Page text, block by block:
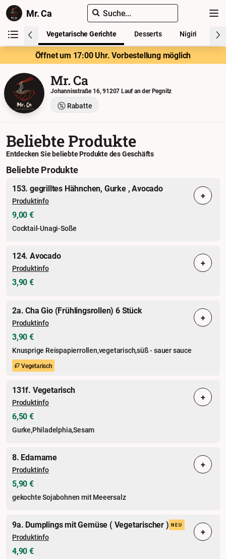
Mr. Ca Suche...
Vegetarische Gerichte Desserts Nigiri
Öffnet um 17:00 Uhr. Vorbestellung möglich
Mr. Ca
Johannisstraße 16, 91207 Lauf an der Pegnitz
Rabatte
Beliebte Produkte
Entdecken Sie beliebte Produkte des Geschäfts
Beliebte Produkte
153. gegrilltes Hähnchen, Gurke , Avocado
Produktinfo
9,00 €
Cocktail-Unagi-Soße
+
124. Avocado
Produktinfo
3,90 €
+
2a. Cha Gio (Frühlingsrollen) 6 Stück
Produktinfo
3,90 €
Knusprige Reispapierrollen,vegetarisch,süß - sauer sauce
Vegetarisch
+
131f. Vegetarisch
Produktinfo
6,50 €
Gurke,Philadelphia,Sesam
+
8. Edamame
Produktinfo
5,90 €
gekochte Sojabohnen mit Meeersalz
+
9a. Dumplings mit Gemüse ( Vegetarischer ) NEU
Produktinfo
4,90 €
+